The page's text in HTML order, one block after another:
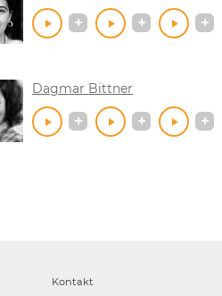
Dagmar Bittner
Kontakt